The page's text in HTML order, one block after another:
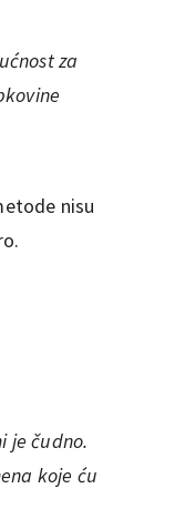
za
nisu
je čudno.
koje ću